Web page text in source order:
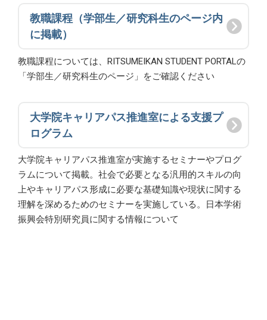
教職課程（学部生／研究科生のページ内
に掲載）
教職課程については、RITSUMEIKAN STUDENT PORTALの
「学部生／研究科生のページ」をご確認ください
大学院キャリアパス推進室による支援プ
ログラム
大学院キャリアパス推進室が実施するセミナーやプログ
ラムについて掲載。社会で必要となる汎用的スキルの向
上やキャリアパス形成に必要な基礎知識や現状に関する
理解を深めるためのセミナーを実施している。日本学術
振興会特別研究員に関する情報について